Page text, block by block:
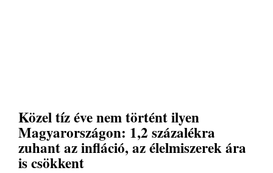
Közel tíz éve nem történt ilyen
Magyarországon: 1,2 százalékra
zuhant az infláció, az élelmiszerek ára
is csökkent